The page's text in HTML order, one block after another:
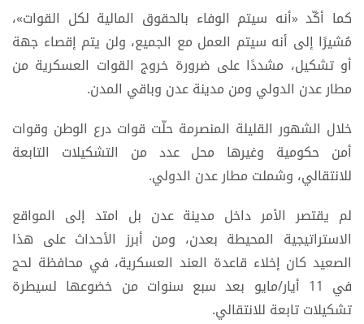
كما أكّد «أنه سيتم الوفاء بالحقوق المالية لكل القوات»،
مُشيرًا إلى أنه سيتم العمل مع الجميع، ولن يتم إقصاء جهة
أو تشكيل، مشددًا على ضرورة خروج القوات العسكرية من
مطار عدن الدولي ومن مدينة عدن وباقي المدن.
خلال الشهور القليلة المنصرمة حلّت قوات درع الوطن وقوات
أمن حكومية وغيرها محل عدد من التشكيلات التابعة
للانتقالي، وشملت مطار عدن الدولي.
لم يقتصر الأمر داخل مدينة عدن بل امتد إلى المواقع
الاستراتيجية المحيطة بعدن، ومن أبرز الأحداث على هذا
الصعيد كان إخلاء قاعدة العند العسكرية، في محافظة لحج
في 11 أيار/مايو بعد سبع سنوات من خضوعها لسيطرة
تشكيلات تابعة للانتقالي.